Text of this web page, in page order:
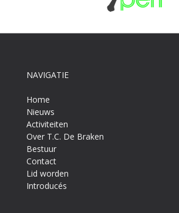
NAVIGATIE
Home
Nieuws
Activiteiten
Over T.C. De Braken
Bestuur
Contact
Lid worden
Introducés